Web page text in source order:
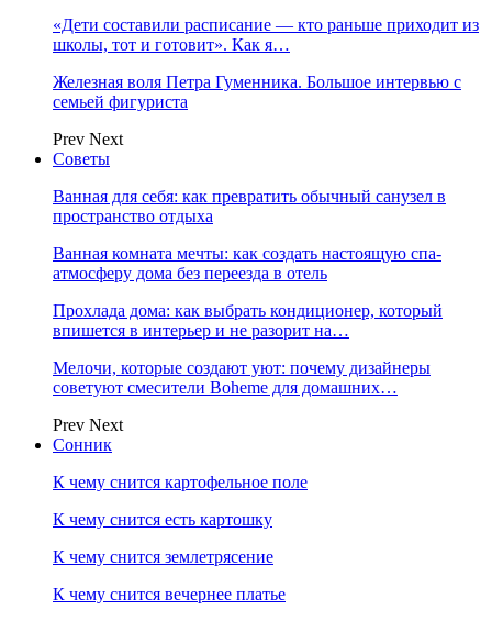
«Дети составили расписание — кто раньше приходит из
школы, тот и готовит». Как я…
Железная воля Петра Гуменника. Большое интервью с
семьей фигуриста
Prev Next
Советы
Ванная для себя: как превратить обычный санузел в
пространство отдыха
Ванная комната мечты: как создать настоящую спа-
атмосферу дома без переезда в отель
Прохлада дома: как выбрать кондиционер, который
впишется в интерьер и не разорит на…
Мелочи, которые создают уют: почему дизайнеры
советуют смесители Boheme для домашних…
Prev Next
Сонник
К чему снится картофельное поле
К чему снится есть картошку
К чему снится землетрясение
К чему снится вечернее платье